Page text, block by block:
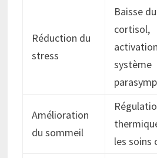
Réduction du
stress
Baisse du
cortisol,
système
Amélioration
du sommeil
les soins